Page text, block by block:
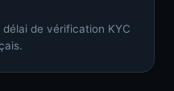
de vérification KYC